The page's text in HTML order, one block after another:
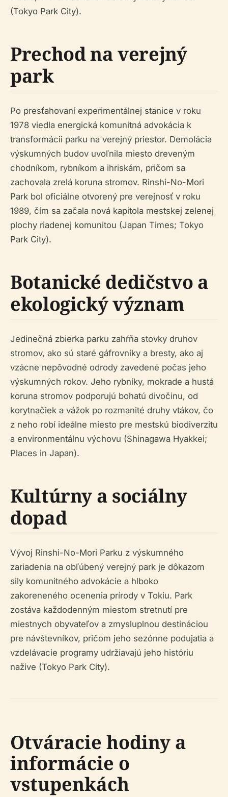
(Tokyo Park City).
Prechod na verejný
park
Po presťahovaní experimentálnej stanice v roku
1978 viedla energická komunitná advokácia k
transformácii parku na verejný priestor. Demolácia
výskumných budov uvoľnila miesto dreveným
chodníkom, rybníkom a ihriskám, pričom sa
zachovala zrelá koruna stromov. Rinshi-No-Mori
Park bol oficiálne otvorený pre verejnosť v roku
1989, čím sa začala nová kapitola mestskej zelenej
plochy riadenej komunitou (Japan Times; Tokyo
Park City).
Botanické dedičstvo a
ekologický význam
Jedinečná zbierka parku zahŕňa stovky druhov
stromov, ako sú staré gáfrovníky a bresty, ako aj
vzácne nepôvodné odrody zavedené počas jeho
výskumných rokov. Jeho rybníky, mokrade a hustá
koruna stromov podporujú bohatú divočinu, od
korytnačiek a vážok po rozmanité druhy vtákov, čo
z neho robí ideálne miesto pre mestskú biodiverzitu
a environmentálnu výchovu (Shinagawa Hyakkei;
Places in Japan).
Kultúrny a sociálny
dopad
Vývoj Rinshi-No-Mori Parku z výskumného
zariadenia na obľúbený verejný park je dôkazom
sily komunitného advokácie a hlboko
zakoreneného ocenenia prírody v Tokiu. Park
zostáva každodenným miestom stretnutí pre
miestnych obyvateľov a zmysluplnou destináciou
pre návštevníkov, pričom jeho sezónne podujatia a
vzdelávacie programy udržiavajú jeho históriu
nažive (Tokyo Park City).
Otváracie hodiny a
informácie o
vstupenkách